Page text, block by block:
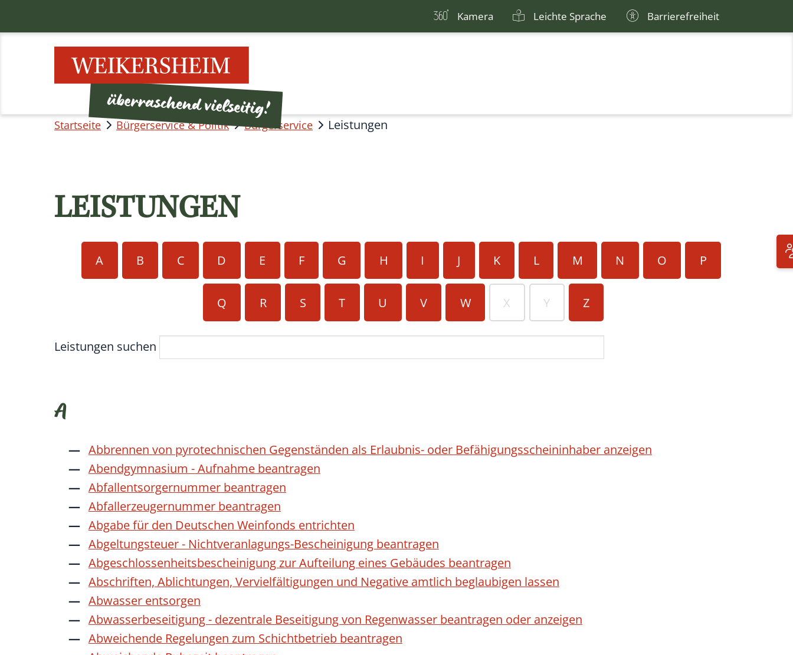
Kamera Leichte Sprache Barrierefreiheit
Startseite Bürgerservice & Politik Bürgerservice Leistungen
LEISTUNGEN
A B C D E F G H I J K L M N O P
Q R S T U V W X Y Z
Leistungen suchen
A
Abbrennen von pyrotechnischen Gegenständen als Erlaubnis- oder Befähigungsscheininhaber anzeigen
Abendgymnasium - Aufnahme beantragen
Abfallentsorgernummer beantragen
Abfallerzeugernummer beantragen
Abgabe für den Deutschen Weinfonds entrichten
Abgeltungsteuer - Nichtveranlagungs-Bescheinigung beantragen
Abgeschlossenheitsbescheinigung zur Aufteilung eines Gebäudes beantragen
Abschriften, Ablichtungen, Vervielfältigungen und Negative amtlich beglaubigen lassen
Abwasser entsorgen
Abwasserbeseitigung - dezentrale Beseitigung von Regenwasser beantragen oder anzeigen
Abweichende Regelungen zum Schichtbetrieb beantragen